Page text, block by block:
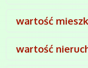
wartość
wartość